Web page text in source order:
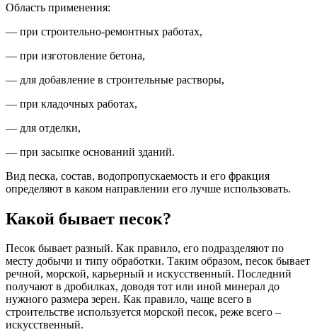
Область применения:
— при строительно-ремонтных работах,
— при изготовление бетона,
— для добавление в строительные растворы,
— при кладочных работах,
— для отделки,
— при засыпке оснований зданий.
Вид песка, состав, водопропускаемость и его фракция
определяют в каком направлении его лучше использовать.
Какой бывает песок?
Песок бывает разный. Как правило, его подразделяют по
месту добычи и типу обработки. Таким образом, песок бывает
речной, морской, карьерный и искусственный. Последний
получают в дробилках, доводя тот или иной минерал до
нужного размера зерен. Как правило, чаще всего в
строительстве используется морской песок, реже всего –
искусственный.